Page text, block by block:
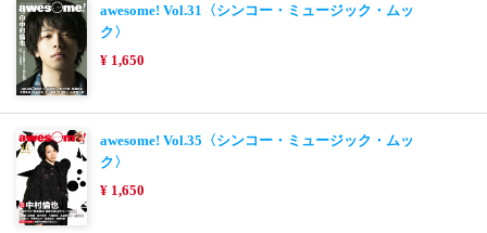
awesome! Vol.31〈シンコー・ミュージック・ムッ
ク〉
¥ 1,650
awesome! Vol.35〈シンコー・ミュージック・ムッ
ク〉
¥ 1,650